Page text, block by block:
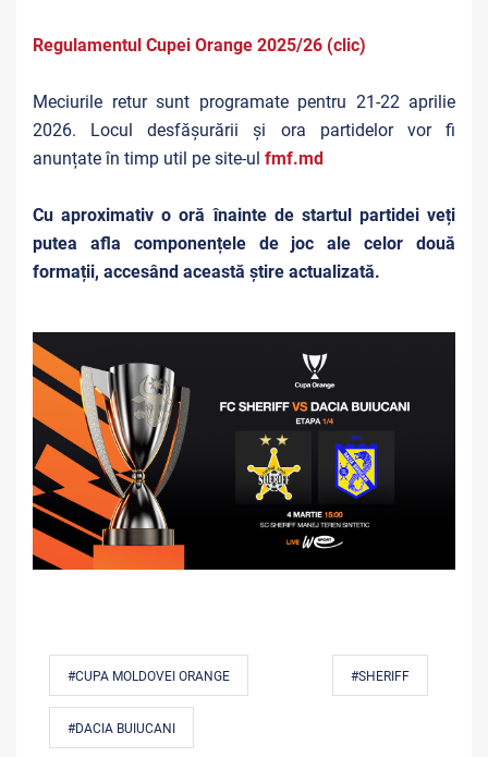
Regulamentul Cupei Orange 2025/26 (clic)
Meciurile retur sunt programate pentru 21-22 aprilie
2026. Locul desfășurării și ora partidelor vor fi
anunțate în timp util pe site-ul fmf.md
Cu aproximativ o oră înainte de startul partidei veți
putea afla componențele de joc ale celor două
formații, accesând această știre actualizată.
#CUPA MOLDOVEI ORANGE #SHERIFF
#DACIA BUIUCANI